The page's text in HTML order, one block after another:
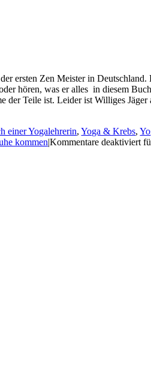
ersten Zen Meister in Deutschland.
hören, was er alles in diesem
der Teile ist. Leider ist Williges
einer Yogalehrerin,Yoga & Krebs,
kommen|Kommentare deaktiviert